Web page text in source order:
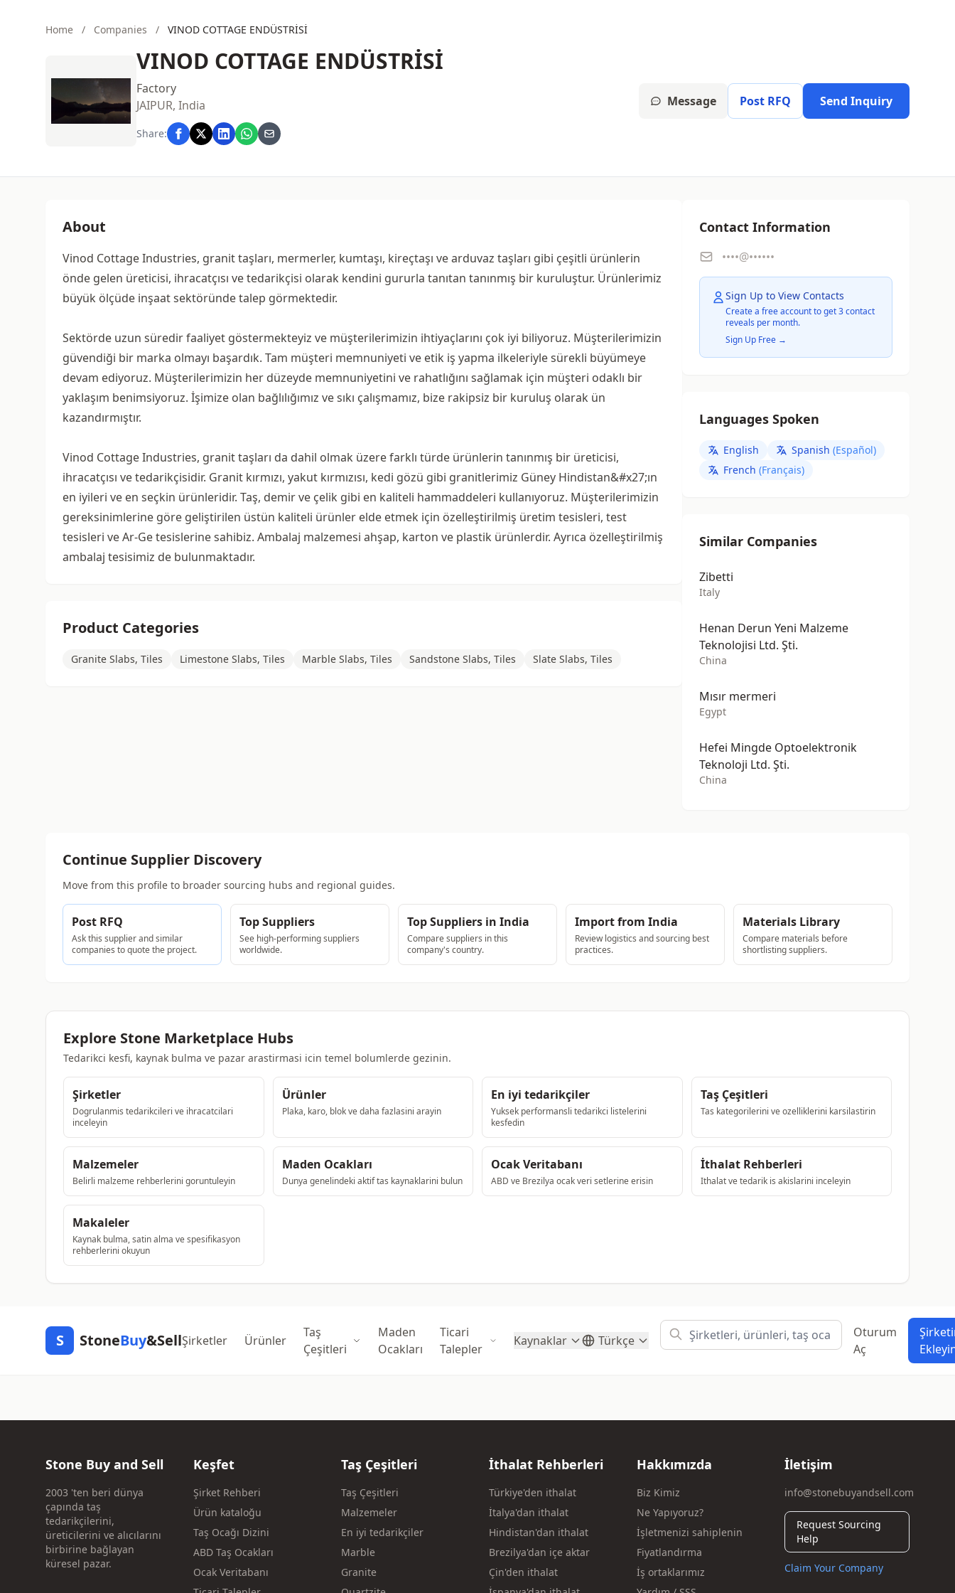
Home / Companies / VINOD COTTAGE ENDÜSTRİSİ
VINOD COTTAGE ENDÜSTRİSİ
Factory
JAIPUR, India
Share:
Message Post RFQ Send Inquiry
About
Vinod Cottage Industries, granit taşları, mermerler, kumtaşı, kireçtaşı ve arduvaz taşları gibi çeşitli ürünlerin
önde gelen üreticisi, ihracatçısı ve tedarikçisi olarak kendini gururla tanıtan tanınmış bir kuruluştur. Ürünlerimiz
büyük ölçüde inşaat sektöründe talep görmektedir.
Sektörde uzun süredir faaliyet göstermekteyiz ve müşterilerimizin ihtiyaçlarını çok iyi biliyoruz. Müşterilerimizin
güvendiği bir marka olmayı başardık. Tam müşteri memnuniyeti ve etik iş yapma ilkeleriyle sürekli büyümeye
devam ediyoruz. Müşterilerimizin her düzeyde memnuniyetini ve rahatlığını sağlamak için müşteri odaklı bir
yaklaşım benimsiyoruz. İşimize olan bağlılığımız ve sıkı çalışmamız, bize rakipsiz bir kuruluş olarak ün
kazandırmıştır.
Vinod Cottage Industries, granit taşları da dahil olmak üzere farklı türde ürünlerin tanınmış bir üreticisi,
ihracatçısı ve tedarikçisidir. Granit kırmızı, yakut kırmızısı, kedi gözü gibi granitlerimiz Güney Hindistan&#x27;ın
en iyileri ve en seçkin ürünleridir. Taş, demir ve çelik gibi en kaliteli hammaddeleri kullanıyoruz. Müşterilerimizin
gereksinimlerine göre geliştirilen üstün kaliteli ürünler elde etmek için özelleştirilmiş üretim tesisleri, test
tesisleri ve Ar-Ge tesislerine sahibiz. Ambalaj malzemesi ahşap, karton ve plastik ürünlerdir. Ayrıca özelleştirilmiş
ambalaj tesisimiz de bulunmaktadır.
Product Categories
Granite Slabs, Tiles Limestone Slabs, Tiles Marble Slabs, Tiles Sandstone Slabs, Tiles Slate Slabs, Tiles
Contact Information
••••@••••••
Sign Up to View Contacts
Create a free account to get 3 contact
reveals per month.
Sign Up Free →
Languages Spoken
English Spanish (Español)
French (Français)
Similar Companies
Zibetti
Italy
Henan Derun Yeni Malzeme
Teknolojisi Ltd. Şti.
China
Mısır mermeri
Egypt
Hefei Mingde Optoelektronik
Teknoloji Ltd. Şti.
China
Continue Supplier Discovery
Move from this profile to broader sourcing hubs and regional guides.
Post RFQ
Ask this supplier and similar
companies to quote the project.
Top Suppliers
See high-performing suppliers
worldwide.
Top Suppliers in India
Compare suppliers in this
company's country.
Import from India
Review logistics and sourcing best
practices.
Materials Library
Compare materials before
shortlisting suppliers.
Explore Stone Marketplace Hubs
Tedarikci kesfi, kaynak bulma ve pazar arastirmasi icin temel bolumlerde gezinin.
Şirketler
Dogrulanmis tedarikcileri ve ihracatcilari
inceleyin
Ürünler
Plaka, karo, blok ve daha fazlasini arayin
En iyi tedarikçiler
Yuksek performansli tedarikci listelerini
kesfedin
Taş Çeşitleri
Tas kategorilerini ve ozelliklerini karsilastirin
Malzemeler
Belirli malzeme rehberlerini goruntuleyin
Maden Ocakları
Dunya genelindeki aktif tas kaynaklarini bulun
Ocak Veritabanı
ABD ve Brezilya ocak veri setlerine erisin
İthalat Rehberleri
Ithalat ve tedarik is akislarini inceleyin
Makaleler
Kaynak bulma, satin alma ve spesifikasyon
rehberlerini okuyun
S StoneBuy&SellŞirketler Ürünler
Taş
Çeşitleri
Maden
Ocakları
Ticari
Talepler
Kaynaklar Türkçe
Oturum
Aç
Stone Buy and Sell
2003 'ten beri dünya
çapında taş
tedarikçilerini,
üreticilerini ve alıcılarını
birbirine bağlayan
küresel pazar.
Keşfet
Şirket Rehberi
Ürün kataloğu
Taş Ocağı Dizini
ABD Taş Ocakları
Ocak Veritabanı
Taş Çeşitleri
Taş Çeşitleri
Malzemeler
En iyi tedarikçiler
Marble
Granite
İthalat Rehberleri
Türkiye'den ithalat
İtalya'dan ithalat
Hindistan'dan ithalat
Brezilya'dan içe aktar
Çin'den ithalat
Hakkımızda
Biz Kimiz
Ne Yapıyoruz?
İşletmenizi sahiplenin
Fiyatlandırma
İş ortaklarımız
İletişim
info@stonebuyandsell.com
Request Sourcing
Help
Claim Your Company